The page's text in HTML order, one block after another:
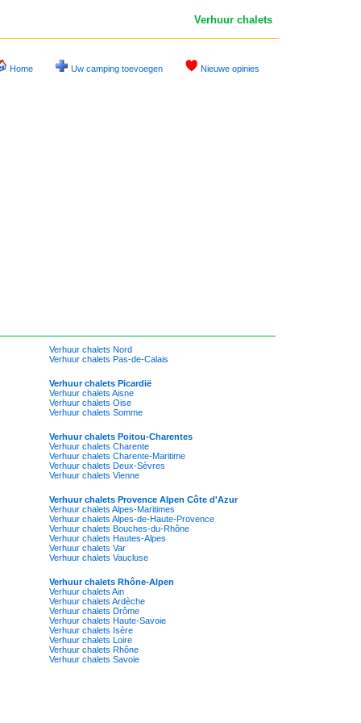
Verhuur chalets
Home Uw camping toevoegen Nieuwe opinies
Verhuur chalets Nord
Verhuur chalets Pas-de-Calais
Verhuur chalets Picardië
Verhuur chalets Aisne
Verhuur chalets Oise
Verhuur chalets Somme
Verhuur chalets Poitou-Charentes
Verhuur chalets Charente
Verhuur chalets Charente-Maritime
Verhuur chalets Deux-Sèvres
Verhuur chalets Vienne
Verhuur chalets Provence Alpen Côte d'Azur
Verhuur chalets Alpes-Maritimes
Verhuur chalets Alpes-de-Haute-Provence
Verhuur chalets Bouches-du-Rhône
Verhuur chalets Hautes-Alpes
Verhuur chalets Var
Verhuur chalets Vaucluse
Verhuur chalets Rhône-Alpen
Verhuur chalets Ain
Verhuur chalets Ardèche
Verhuur chalets Drôme
Verhuur chalets Haute-Savoie
Verhuur chalets Isère
Verhuur chalets Loire
Verhuur chalets Rhône
Verhuur chalets Savoie